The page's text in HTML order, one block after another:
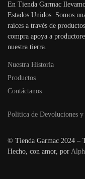
En Tienda Garmac
Estados Unidos. Somos
raíces a través de
compra apoya a
nuestra tierra.
Nuestra Historia
Productos
Contáctanos
Politica de Devoluciones y
© Tienda Garmac 2024 –
Hecho, con amor, por